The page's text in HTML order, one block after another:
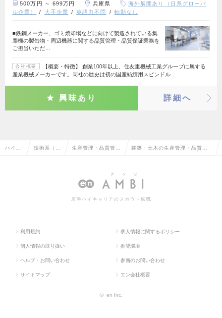
500万円 ～ 699万円 兵庫県
海外展開あり（日系グローバ
ル企業）
大手企業 英語力不問 転勤なし
■鉄鋼メーカー、ゴミ焼却場などに向けて製造されている集
塵機の製缶物・周辺機器に関する品質管理・品質保証業務を
ご担当いただ…
会社概要
【概要・特徴】 創業100年以上、住友重機械工業グループに属する
産業機械メーカーです。同社の歴史は初の国産紡績用スピンドル…
興味あり 詳細へ
ハイク 技術系（電 生産管理・品質管
長（電気・電子）
建築・土木の生産管理・品質管
電子）の転職・求人情報一覧
若手ハイキャリアのスカウト転職
利用規約 求人情報に関するポリシー
個人情報の取り扱い 推奨環境
ヘルプ・お問い合わせ 参画のお問い合わせ
サイトマップ エン会社概要
© en Inc.